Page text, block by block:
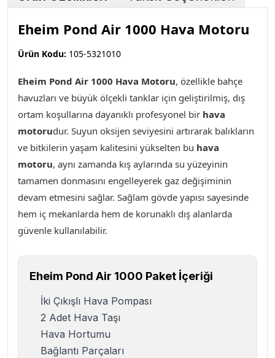
Eheim Pond Air 1000 Hava Motoru
Ürün Kodu: 105-5321010
Eheim Pond Air 1000 Hava Motoru, özellikle bahçe
havuzları ve büyük ölçekli tanklar için geliştirilmiş, dış
ortam koşullarına dayanıklı profesyonel bir hava
motorudur. Suyun oksijen seviyesini artırarak balıkların
ve bitkilerin yaşam kalitesini yükselten bu hava
motoru, aynı zamanda kış aylarında su yüzeyinin
tamamen donmasını engelleyerek gaz değişiminin
devam etmesini sağlar. Sağlam gövde yapısı sayesinde
hem iç mekanlarda hem de korunaklı dış alanlarda
güvenle kullanılabilir.
Eheim Pond Air 1000 Paket İçeriği
İki Çıkışlı Hava Pompası
2 Adet Hava Taşı
Hava Hortumu
Bağlantı Parçaları